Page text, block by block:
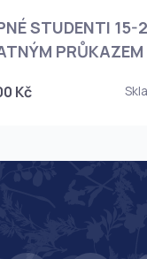
STUDENTI 15-
Kč